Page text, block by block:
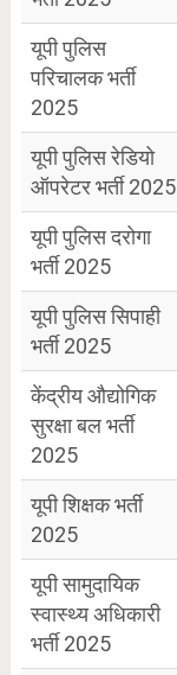
यूपी पुलिस
परिचालक भर्ती
2025
यूपी पुलिस रेडियो
ऑपरेटर भर्ती 2025
यूपी पुलिस दरोगा
भर्ती 2025
यूपी पुलिस सिपाही
भर्ती 2025
केंद्रीय औद्योगिक
सुरक्षा बल भर्ती
2025
यूपी शिक्षक भर्ती
2025
यूपी सामुदायिक
स्वास्थ्य अधिकारी
भर्ती 2025